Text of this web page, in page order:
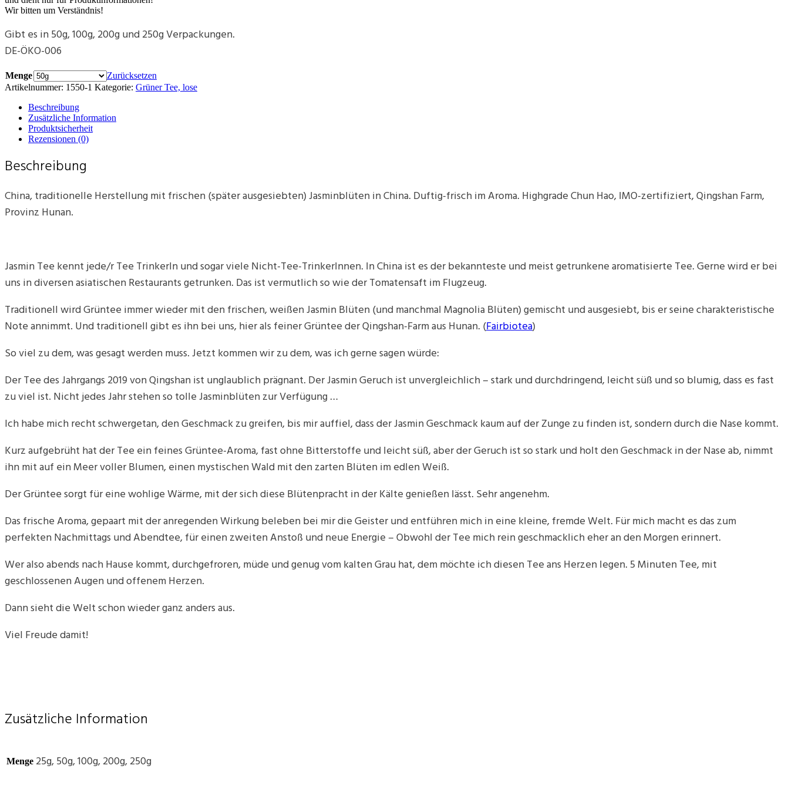
Wir bitten um Verständnis!
Gibt es in 50g, 100g, 200g und 250g Verpackungen.
DE-ÖKO-006
Menge
Zurücksetzen
Artikelnummer: 1550-1 Kategorie: Grüner Tee, lose
Beschreibung
Zusätzliche Information
Produktsicherheit
Rezensionen (0)
Beschreibung
China, traditionelle Herstellung mit frischen (später ausgesiebten) Jasminblüten in China. Duftig-frisch im Aroma. Highgrade Chun Hao, IMO-zertifiziert, Qingshan Farm,
Provinz Hunan.
Jasmin Tee kennt jede/r Tee TrinkerIn und sogar viele Nicht-Tee-TrinkerInnen. In China ist es der bekannteste und meist getrunkene aromatisierte Tee. Gerne wird er bei
uns in diversen asiatischen Restaurants getrunken. Das ist vermutlich so wie der Tomatensaft im Flugzeug.
Traditionell wird Grüntee immer wieder mit den frischen, weißen Jasmin Blüten (und manchmal Magnolia Blüten) gemischt und ausgesiebt, bis er seine charakteristische
Note annimmt. Und traditionell gibt es ihn bei uns, hier als feiner Grüntee der Qingshan-Farm aus Hunan. (Fairbiotea)
So viel zu dem, was gesagt werden muss. Jetzt kommen wir zu dem, was ich gerne sagen würde:
Der Tee des Jahrgangs 2019 von Qingshan ist unglaublich prägnant. Der Jasmin Geruch ist unvergleichlich – stark und durchdringend, leicht süß und so blumig, dass es fast
zu viel ist. Nicht jedes Jahr stehen so tolle Jasminblüten zur Verfügung …
Ich habe mich recht schwergetan, den Geschmack zu greifen, bis mir auffiel, dass der Jasmin Geschmack kaum auf der Zunge zu finden ist, sondern durch die Nase kommt.
Kurz aufgebrüht hat der Tee ein feines Grüntee-Aroma, fast ohne Bitterstoffe und leicht süß, aber der Geruch ist so stark und holt den Geschmack in der Nase ab, nimmt
ihn mit auf ein Meer voller Blumen, einen mystischen Wald mit den zarten Blüten im edlen Weiß.
Der Grüntee sorgt für eine wohlige Wärme, mit der sich diese Blütenpracht in der Kälte genießen lässt. Sehr angenehm.
Das frische Aroma, gepaart mit der anregenden Wirkung beleben bei mir die Geister und entführen mich in eine kleine, fremde Welt. Für mich macht es das zum
perfekten Nachmittags und Abendtee, für einen zweiten Anstoß und neue Energie – Obwohl der Tee mich rein geschmacklich eher an den Morgen erinnert.
Wer also abends nach Hause kommt, durchgefroren, müde und genug vom kalten Grau hat, dem möchte ich diesen Tee ans Herzen legen. 5 Minuten Tee, mit
geschlossenen Augen und offenem Herzen.
Dann sieht die Welt schon wieder ganz anders aus.
Viel Freude damit!
Zusätzliche Information
Menge 25g, 50g, 100g, 200g, 250g